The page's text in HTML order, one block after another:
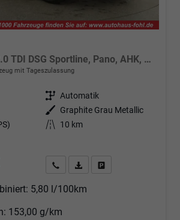
Sportline 4x4 2.0 TDI DSG Sportline, Pano, AHK, Navi, Matrix, AreaView, Side, Kamera, el. Klappe, FS-beheizbar, Winter
mit Tageszulassung
Getriebe Automatik
Außenfarbe
Graphite Grau Metallic
Kilometerstand
10 km
Angebot anfordern
Fahrzeugexpose (PDF)
5,80 l/100km
153,00 g/km